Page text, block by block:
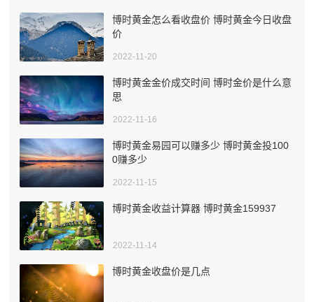
博时黄金怎么看收盘价 博时黄金今日收盘
价
2022-11-20
博时黄金金价成交时间 博时金价是什么意
思
2022-11-16
博时黄金易园可以赚多少 博时黄金投100
0赚多少
2022-11-15
博时黄金收益计算器 博时黄金159937
2022-11-14
博时黄金收盘价是几点